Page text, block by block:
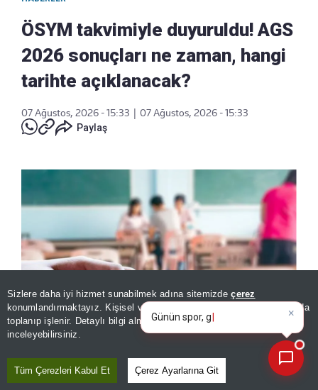
Sizlere daha iyi hizmet sunabilmek adına sitemizdeçerez
konumlandırmaktayız. Kişisel verileriniz, KVKK ve GDPR kapsamında
toplanıp işlenir. Detaylı bilgi almak içinAydınlatma Metnimizi
inceleyebilirsiniz.
Tüm Çerezleri Kabul Et Çerez Ayarlarına Git
ÖSYM takvimiyle duyuruldu! AGS
2026 sonuçları ne zaman, hangi
tarihte açıklanacak?
07 Ağustos, 2026 - 15:33 | 07 Ağustos, 2026 - 15:33
Paylaş
ÖSYM takvimiyle duyuruldu! AGS 2026 sonuçları ne zaman,
hangi tarihte açıklanacak?
Günün spor, gündem ve
ekonomi gelişmelerini analiz
edin!|